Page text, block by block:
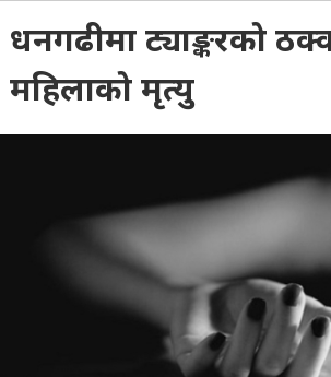
धनगढीमा ट्याङ्करको
महिलाको मृत्यु